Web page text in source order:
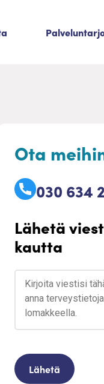
Ota
030 634
Lähetä
kautta